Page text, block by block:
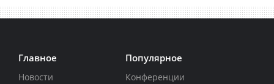
Главное
Новости
Популярное
Конференции